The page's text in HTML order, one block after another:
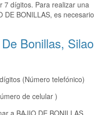
7 dígitos. Para realizar una
DE BONILLAS, es necesario
Bonillas, Silao
(Número telefónico)
de celular )